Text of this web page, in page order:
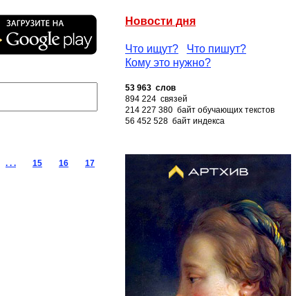
Новости дня
Что ищут?
Что пишут?
Кому это нужно?
53 963 слов
894 224 связей
214 227 380 байт обучающих текстов
56 452 528 байт индекса
. . . 15 16 17